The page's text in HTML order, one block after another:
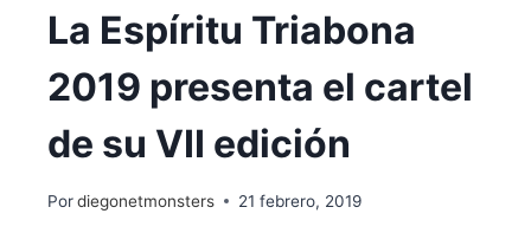
La Espíritu Triabona
2019 presenta el cartel
de su VII edición
Pordiegonetmonsters 21 febrero, 2019